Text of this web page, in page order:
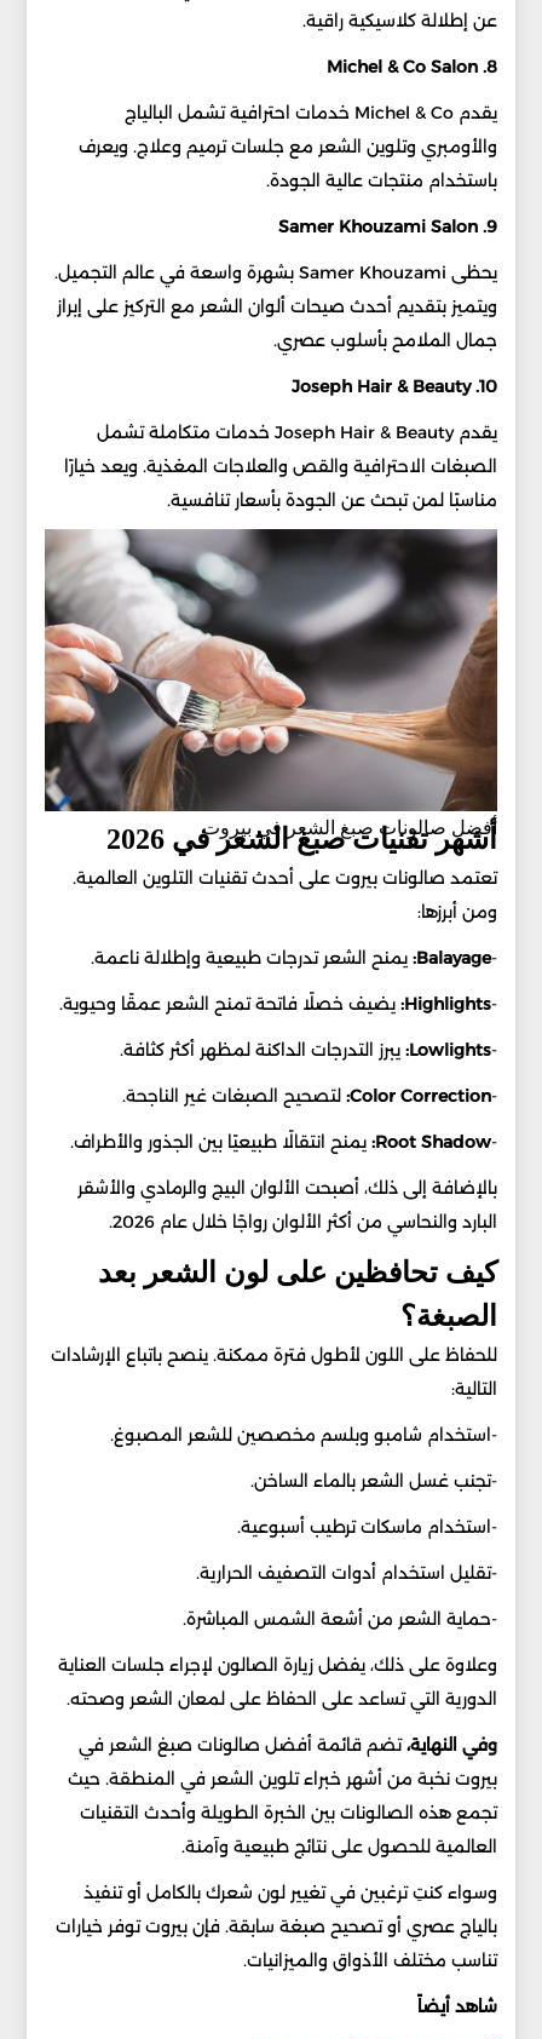
عن إطلالة كلاسيكية راقية.
8. Michel & Co Salon
يقدم Michel & Co خدمات احترافية تشمل البالياج
والأومبري وتلوين الشعر مع جلسات ترميم وعلاج. ويعرف
باستخدام منتجات عالية الجودة.
9. Samer Khouzami Salon
يحظى Samer Khouzami بشهرة واسعة في عالم التجميل.
ويتميز بتقديم أحدث صيحات ألوان الشعر مع التركيز على إبراز
جمال الملامح بأسلوب عصري.
10. Joseph Hair & Beauty
يقدم Joseph Hair & Beauty خدمات متكاملة تشمل
الصبغات الاحترافية والقص والعلاجات المغذية. ويعد خيارًا
مناسبًا لمن تبحث عن الجودة بأسعار تنافسية.
أفضل صالونات صبغ الشعر في بيروت
أشهر تقنيات صبغ الشعر في 2026
تعتمد صالونات بيروت على أحدث تقنيات التلوين العالمية.
ومن أبرزها:
-
Balayage: يمنح الشعر تدرجات طبيعية وإطلالة ناعمة.
-
Highlights: يضيف خصلًا فاتحة تمنح الشعر عمقًا وحيوية.
-
Lowlights: يبرز التدرجات الداكنة لمظهر أكثر كثافة.
-
Color Correction: لتصحيح الصبغات غير الناجحة.
-
Root Shadow: يمنح انتقالًا طبيعيًا بين الجذور والأطراف.
بالإضافة إلى ذلك، أصبحت الألوان البيج والرمادي والأشقر
البارد والنحاسي من أكثر الألوان رواجًا خلال عام 2026.
كيف تحافظين على لون الشعر بعد
الصبغة؟
للحفاظ على اللون لأطول فترة ممكنة. ينصح باتباع الإرشادات
التالية:
-استخدام شامبو وبلسم مخصصين للشعر المصبوغ.
-تجنب غسل الشعر بالماء الساخن.
-استخدام ماسكات ترطيب أسبوعية.
-تقليل استخدام أدوات التصفيف الحرارية.
-حماية الشعر من أشعة الشمس المباشرة.
وعلاوة على ذلك، يفضل زيارة الصالون لإجراء جلسات العناية
الدورية التي تساعد على الحفاظ على لمعان الشعر وصحته.
وفي النهاية،تضم قائمة أفضل صالونات صبغ الشعر في
بيروت نخبة من أشهر خبراء تلوين الشعر في المنطقة. حيث
تجمع هذه الصالونات بين الخبرة الطويلة وأحدث التقنيات
العالمية للحصول على نتائج طبيعية وآمنة.
وسواء كنتِ ترغبين في تغيير لون شعرك بالكامل أو تنفيذ
بالياج عصري أو تصحيح صبغة سابقة. فإن بيروت توفر خيارات
تناسب مختلف الأذواق والميزانيات.
شاهد أيضاً